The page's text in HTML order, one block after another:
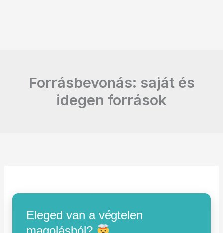
Forrásbevonás: saját és
idegen források
Eleged van a végtelen
magolásból?